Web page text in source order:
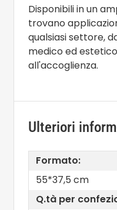
Disponibili in un
trovano
qualsiasi settore,
medico ed
all'accoglienza.
Ulteriori
Formato:
55*37,5 cm
Q.tà per